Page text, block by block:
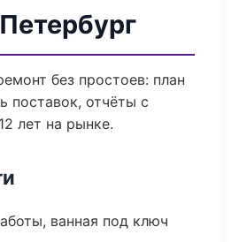
без простоев: план
поставок, отчёты с
лет на рынке.
ванная под ключ